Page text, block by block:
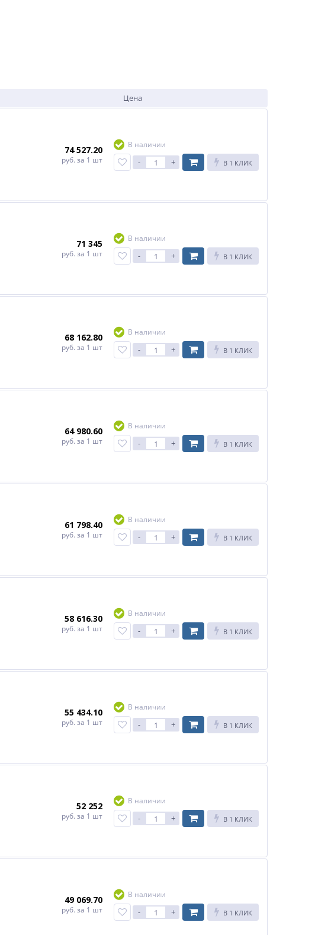
Цена
74 527.20
руб. за 1 шт
В наличии
- + В 1 КЛИК
71 345
руб. за 1 шт
В наличии
- + В 1 КЛИК
68 162.80
руб. за 1 шт
В наличии
- + В 1 КЛИК
64 980.60
руб. за 1 шт
В наличии
- + В 1 КЛИК
61 798.40
руб. за 1 шт
В наличии
- + В 1 КЛИК
58 616.30
руб. за 1 шт
В наличии
- + В 1 КЛИК
55 434.10
руб. за 1 шт
В наличии
- + В 1 КЛИК
52 252
руб. за 1 шт
В наличии
- + В 1 КЛИК
49 069.70
руб. за 1 шт
В наличии
- + В 1 КЛИК